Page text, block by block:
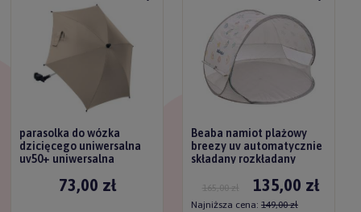
parasolka do wózka
dzicięcego uniwersalna
uv50+ uniwersalna
73,00 zł
Beaba namiot plażowy
breezy uv automatycznie
składany rozkładany
135,00 zł
165,00 zł
Najniższa cena: 149,00 zł